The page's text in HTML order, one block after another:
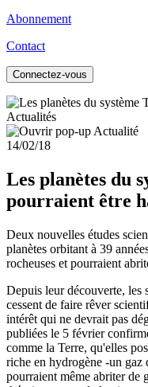
Abonnement
Contact
Connectez-vous
Actualités
14/02/18
Les planètes du
pourraient être
Deux nouvelles études
planètes orbitant à 39
rocheuses et pourraient
Depuis leur découverte, les
cessent de faire rêver
intérêt qui ne devrait pas
publiées le 5 février
comme la Terre, qu'elles
riche en hydrogène -un gaz
pourraient même abriter de